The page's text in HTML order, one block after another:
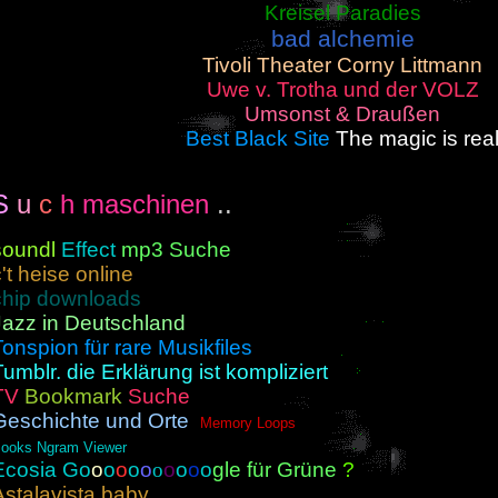
Kreisel Paradies
bad alchemie
Tivoli Theater Corny Littmann
Uwe v. Trotha und der VOLZ
Umsonst & Draußen
Best Black Site The magic is real
u c h maschinen ..
Effect mp3 Suche
heise online
downloads
in Deutschland
für rare Musikfiles
die Erklärung ist kompliziert
Bookmark Suche
und Orte
Memory Loops
Ngram Viewer
Gooooooooooogle für Grüne ?